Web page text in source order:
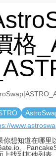
格
你想知道在哪里
、